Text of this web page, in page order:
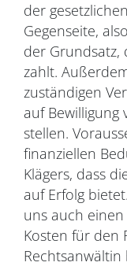
der
Gegenseite,
der Grundsatz,
zahlt.
zuständigen
auf Bewilligung
stellen.
finanziellen
Klägers, dass
auf Erfolg
uns auch
Kosten für den
Rechtsanwältin